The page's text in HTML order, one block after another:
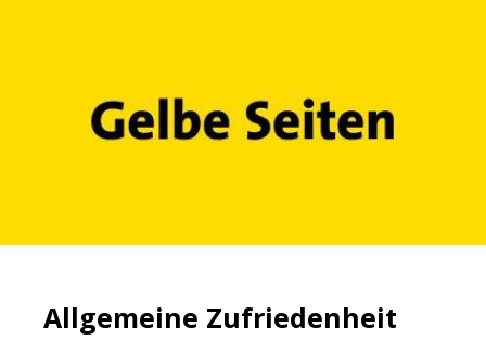
Allgemeine Zufriedenheit